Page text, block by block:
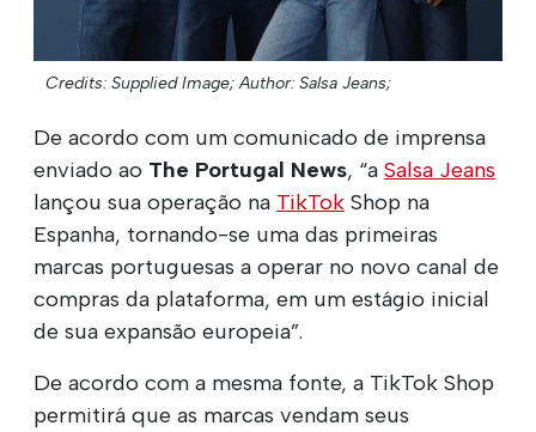
Credits: Supplied Image; Author: Salsa Jeans;
De acordo com um comunicado de imprensa
enviado ao The Portugal News, “a Salsa Jeans
lançou sua operação na TikTok Shop na
Espanha, tornando-se uma das primeiras
marcas portuguesas a operar no novo canal de
compras da plataforma, em um estágio inicial
de sua expansão europeia”.
De acordo com a mesma fonte, a TikTok Shop
permitirá que as marcas vendam seus